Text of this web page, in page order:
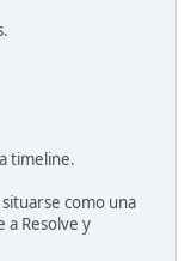
timeline.
como una
a Resolve y